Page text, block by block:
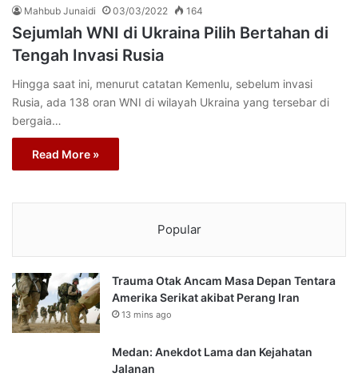
Mahbub Junaidi 03/03/2022 164
Sejumlah WNI di Ukraina Pilih Bertahan di
Tengah Invasi Rusia
Hingga saat ini, menurut catatan Kemenlu, sebelum invasi
Rusia, ada 138 oran WNI di wilayah Ukraina yang tersebar di
bergaia…
Read More »
Popular
Trauma Otak Ancam Masa Depan Tentara
Amerika Serikat akibat Perang Iran
13 mins ago
Medan: Anekdot Lama dan Kejahatan
Jalanan